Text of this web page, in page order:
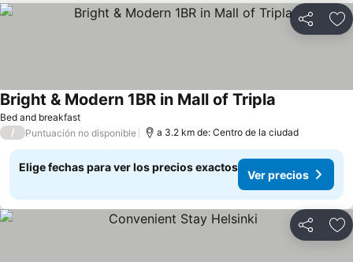
Compartir
Bed and breakfast
Bright & Modern 1BR in Mall of Tripla
/ Puntuación no disponible a 3.2 km de: Centro de la ciudad
Elige fechas para ver los precios exactos
Ver precios
Compartir